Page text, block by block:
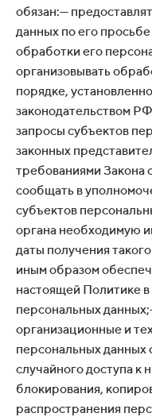
обязан:—
данных по его
обработки его
организовывать
порядке,
законодательством
запросы субъектов
законных
требованиями Закона
сообщать в
субъектов
органа необходимую
даты получения
иным образом
настоящей Политике
персональных
организационные и
персональных данных
случайного доступа к
блокирования,
распространения